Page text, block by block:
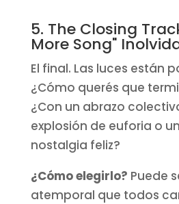
5. The Closing
More Song"
El final. Las luces están
¿Cómo querés que
¿Con un abrazo
explosión de euforia o
nostalgia feliz?
¿Cómo elegirlo? Puede
atemporal que todos